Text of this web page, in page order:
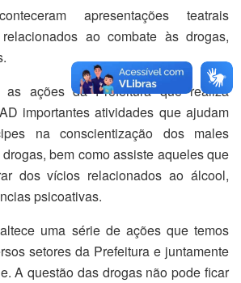
apresentações teatrais
ao combate às drogas,
as ações da Prefeitura que realiza
importantes atividades que ajudam
na conscientização dos males
bem como assiste aqueles que
dos vícios relacionados ao álcool,
psicoativas.
uma série de ações que temos
setores da Prefeitura e juntamente
A questão das drogas não pode ficar